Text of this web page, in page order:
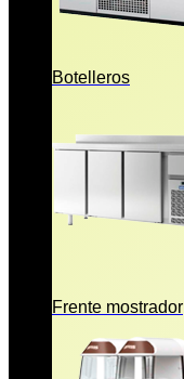
Botelleros
Frente mostrador